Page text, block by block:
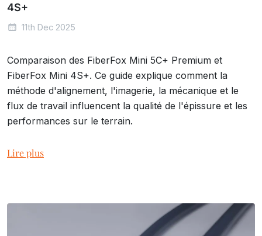
4S+
11th Dec 2025
Comparaison des FiberFox Mini 5C+ Premium et
FiberFox Mini 4S+. Ce guide explique comment la
méthode d'alignement, l'imagerie, la mécanique et le
flux de travail influencent la qualité de l'épissure et les
performances sur le terrain.
Lire plus